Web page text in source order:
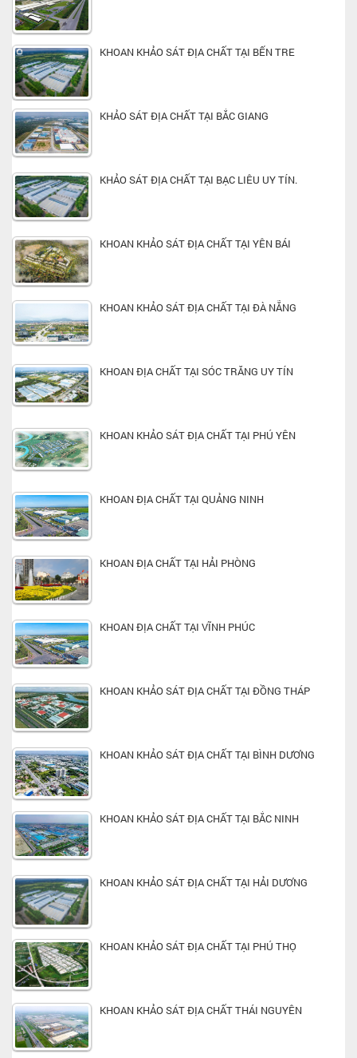
KHOAN KHẢO SÁT ĐỊA CHẤT TẠI BẾN TRE
KHẢO SÁT ĐỊA CHẤT TẠI BẮC GIANG
KHẢO SÁT ĐỊA CHẤT TẠI BẠC LIÊU UY TÍN.
KHOAN KHẢO SÁT ĐỊA CHẤT TẠI YÊN BÁI
KHOAN KHẢO SÁT ĐỊA CHẤT TẠI ĐÀ NẴNG
KHOAN ĐỊA CHẤT TẠI SÓC TRĂNG UY TÍN
KHOAN KHẢO SÁT ĐỊA CHẤT TẠI PHÚ YÊN
KHOAN ĐỊA CHẤT TẠI QUẢNG NINH
KHOAN ĐỊA CHẤT TẠI HẢI PHÒNG
KHOAN ĐỊA CHẤT TẠI VĨNH PHÚC
KHOAN KHẢO SÁT ĐỊA CHẤT TẠI ĐỒNG THÁP
KHOAN KHẢO SÁT ĐỊA CHẤT TẠI BÌNH DƯƠNG
KHOAN KHẢO SÁT ĐỊA CHẤT TẠI BẮC NINH
KHOAN KHẢO SÁT ĐỊA CHẤT TẠI HẢI DƯƠNG
KHOAN KHẢO SÁT ĐỊA CHẤT TẠI PHÚ THỌ
KHOAN KHẢO SÁT ĐỊA CHẤT THÁI NGUYÊN